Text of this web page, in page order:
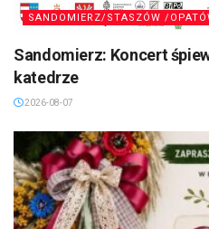
SANDOMIERZ/STASZÓW /
Sandomierz: Koncert
katedrze
2026-08-07